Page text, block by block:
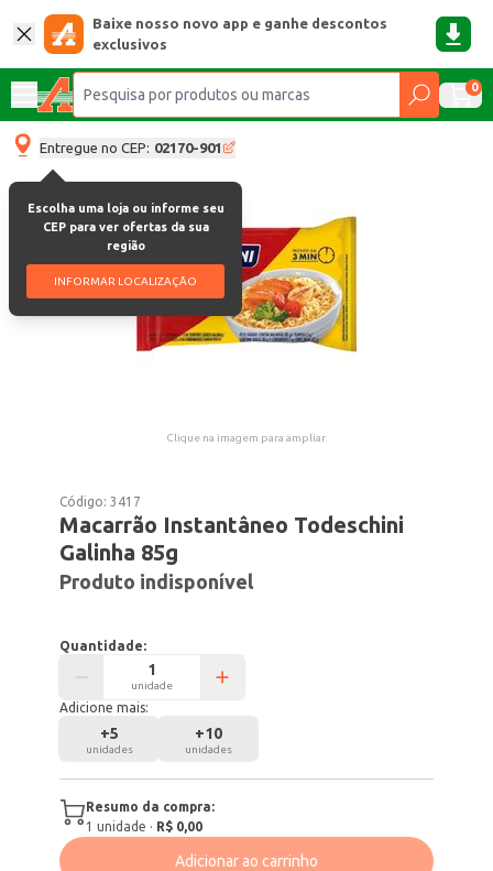
Baixe nosso novo app e ganhe descontos
exclusivos
0
Entregue no CEP: 02170-901
Escolha uma loja ou informe seu
CEP para ver ofertas da sua
região
INFORMAR LOCALIZAÇÃO
Clique na imagem para ampliar.
Código:3417
Macarrão Instantâneo Todeschini
Galinha 85g
Produto indisponível
Quantidade:
unidade
Adicione mais:
+5
unidades
+10
unidades
Resumo da compra:
1 unidade · R$ 0,00
Adicionar ao carrinho